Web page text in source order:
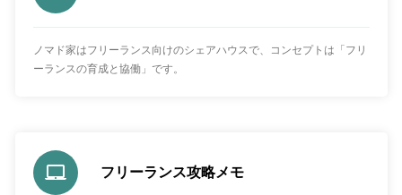
ノマド家はフリーランス向けのシェアハウスで、コンセプトは「フリ
ーランスの育成と協働」です。
フリーランス攻略メモ